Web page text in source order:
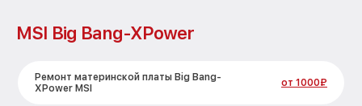
MSI Big Bang-XPower
Ремонт материнской платы Big Bang-
XPower MSI
от 1000₽